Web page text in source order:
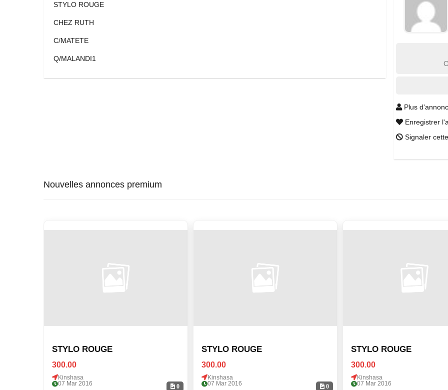
STYLO ROUGE
CHEZ RUTH
C/MATETE
Q/MALANDI1
Plus
Enregistrer
Signaler
Nouvelles annonces premium
0
STYLO ROUGE
300.00
Kinshasa
07 Mar 2016
0
STYLO ROUGE
300.00
Kinshasa
07 Mar 2016
STYLO ROUGE
300.00
Kinshasa
07 Mar 2016